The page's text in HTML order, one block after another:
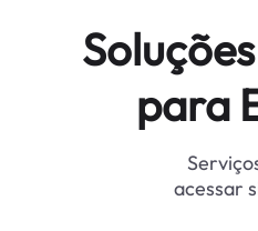
para
acessar